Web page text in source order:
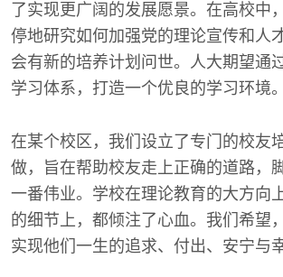
了实现更广阔的发展愿景。在高校中
停地研究如何加强党的理论宣传和人
会有新的培养计划问世。人大期望通
学习体系，打造一个优良的学习环境。
在某个校区，我们设立了专门的校友
做，旨在帮助校友走上正确的道路，
一番伟业。学校在理论教育的大方向
的细节上，都倾注了心血。我们希望
实现他们一生的追求、付出、安宁与